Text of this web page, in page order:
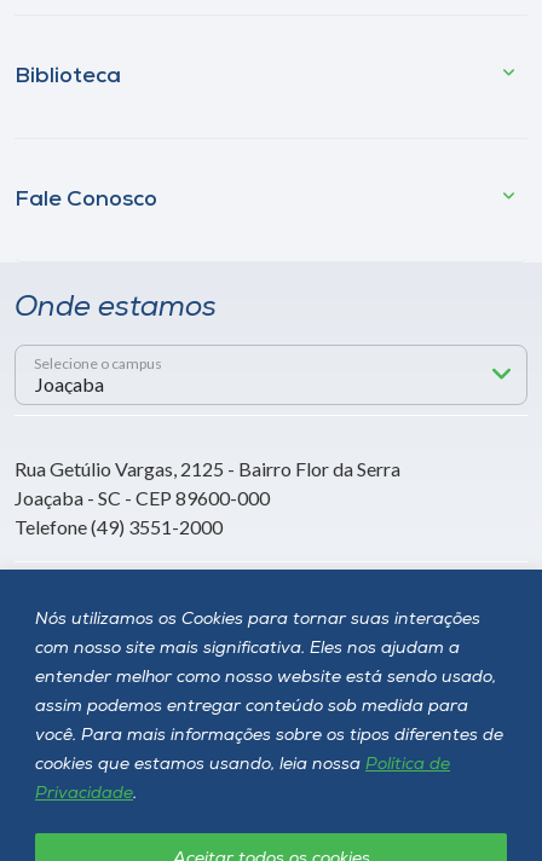
Nós utilizamos os Cookies para tornar suas interações
com nosso site mais significativa. Eles nos ajudam a
entender melhor como nosso website está sendo usado,
assim podemos entregar conteúdo sob medida para
você. Para mais informações sobre os tipos diferentes de
cookies que estamos usando, leia nossa Política de
Privacidade.
Biblioteca
Fale Conosco
Onde estamos
Selecione o campus
Rua Getúlio Vargas, 2125 - Bairro Flor da Serra
Joaçaba - SC - CEP 89600-000
Telefone (49) 3551-2000
Siga a Unoesc